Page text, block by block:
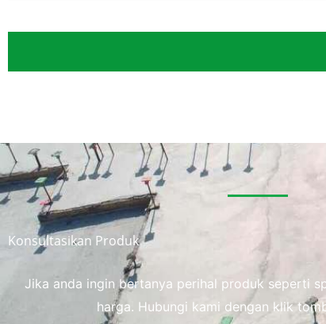
Konsultasikan Produk
Jika anda ingin bertanya perihal produk seperti
harga. Hubungi kami dengan klik